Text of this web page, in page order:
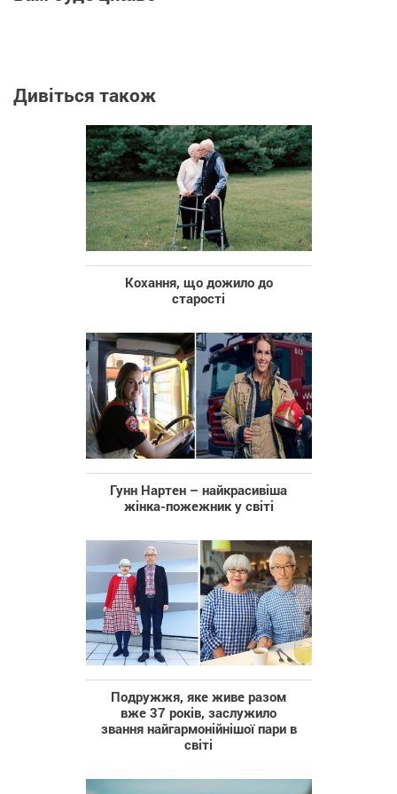
Дивіться також
Кохання, що дожило до
старості
Гунн Нартен – найкрасивіша
жінка-пожежник у світі
Подружжя, яке живе разом
вже 37 років, заслужило
звання найгармонійнішої пари в
світі